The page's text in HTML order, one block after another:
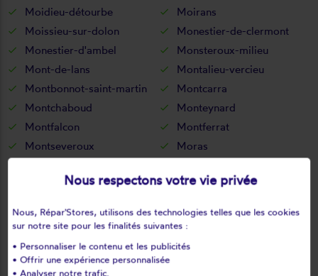
Moidieu-détourbe
Moirans
Moissieu-sur-dolon
Monestier-de-clermont
Monestier-d'ambel
Monsteroux-milieu
Mont-de-lans
Montalieu-vercieu
Montbonnot-saint-martin
Montcarra
Montchaboud
Monteynard
Montfalcon
Montferrat
Montseveroux
Moras
Mottier
Nantes-en-ratier
Nantoin
Nivolas-vermelle
Notre-dame-de-commiers
Notre-dame-de-l'osier
Nous respectons votre vie privée
Nous, Répar'Stores, utilisons des technologies telles que les cookies
sur notre site pour les finalités suivantes :
• Personnaliser le contenu et les publicités
• Offrir une expérience personnalisée
• Analyser notre trafic.